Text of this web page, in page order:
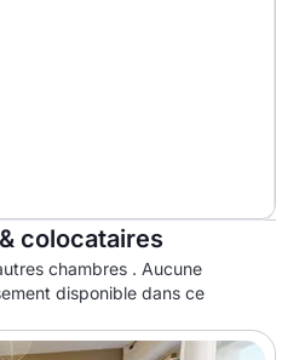
colocataires
chambres . Aucune
disponible dans ce